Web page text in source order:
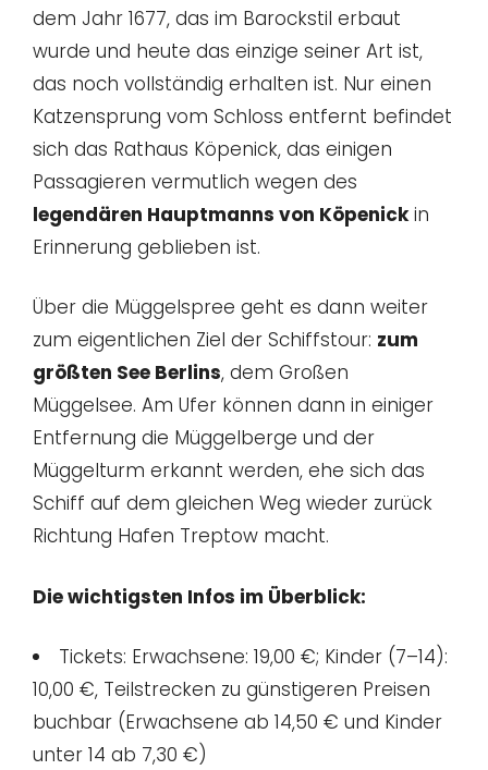
dem Jahr 1677, das im Barockstil erbaut
wurde und heute das einzige seiner Art ist,
das noch vollständig erhalten ist. Nur einen
Katzensprung vom Schloss entfernt befindet
sich das Rathaus Köpenick, das einigen
Passagieren vermutlich wegen des
legendären Hauptmanns von Köpenickin
Erinnerung geblieben ist.
Über die Müggelspree geht es dann weiter
zum eigentlichen Ziel der Schiffstour: zum
größten See Berlins, dem Großen
Müggelsee. Am Ufer können dann in einiger
Entfernung die Müggelberge und der
Müggelturm erkannt werden, ehe sich das
Schiff auf dem gleichen Weg wieder zurück
Richtung Hafen Treptow macht.
Die wichtigsten Infos im Überblick:
Tickets: Erwachsene: 19,00 €; Kinder (7–14):
10,00 €, Teilstrecken zu günstigeren Preisen
buchbar (Erwachsene ab 14,50 € und Kinder
unter 14 ab 7,30 €)